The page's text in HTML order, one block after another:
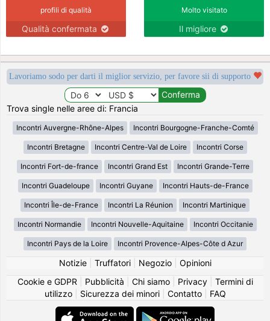
profili di qualità
Qualità confermata
Molto visitato
Il migliore
Lavoriamo sodo per darti il miglior servizio, per favore sii di supporto
Trova single nelle aree di: Francia
Incontri Auvergne-Rhône-Alpes Incontri Bourgogne-Franche-Comté
Incontri Bretagne Incontri Centre-Val de Loire Incontri Corse
Incontri Fort-de-france Incontri Grand Est Incontri Grande-Terre
Incontri Guadeloupe Incontri Guyane Incontri Hauts-de-France
Incontri Île-de-France Incontri La Réunion Incontri Martinique
Incontri Normandie Incontri Nouvelle-Aquitaine Incontri Occitanie
Incontri Pays de la Loire Incontri Provence-Alpes-Côte d Azur
Notizie| Truffatori| Negozio| Opinioni
Cookie e GDPR
Pubblicità Chi siamo| Privacy| Termini di
utilizzo| Sicurezza dei minori| Contatto| FAQ